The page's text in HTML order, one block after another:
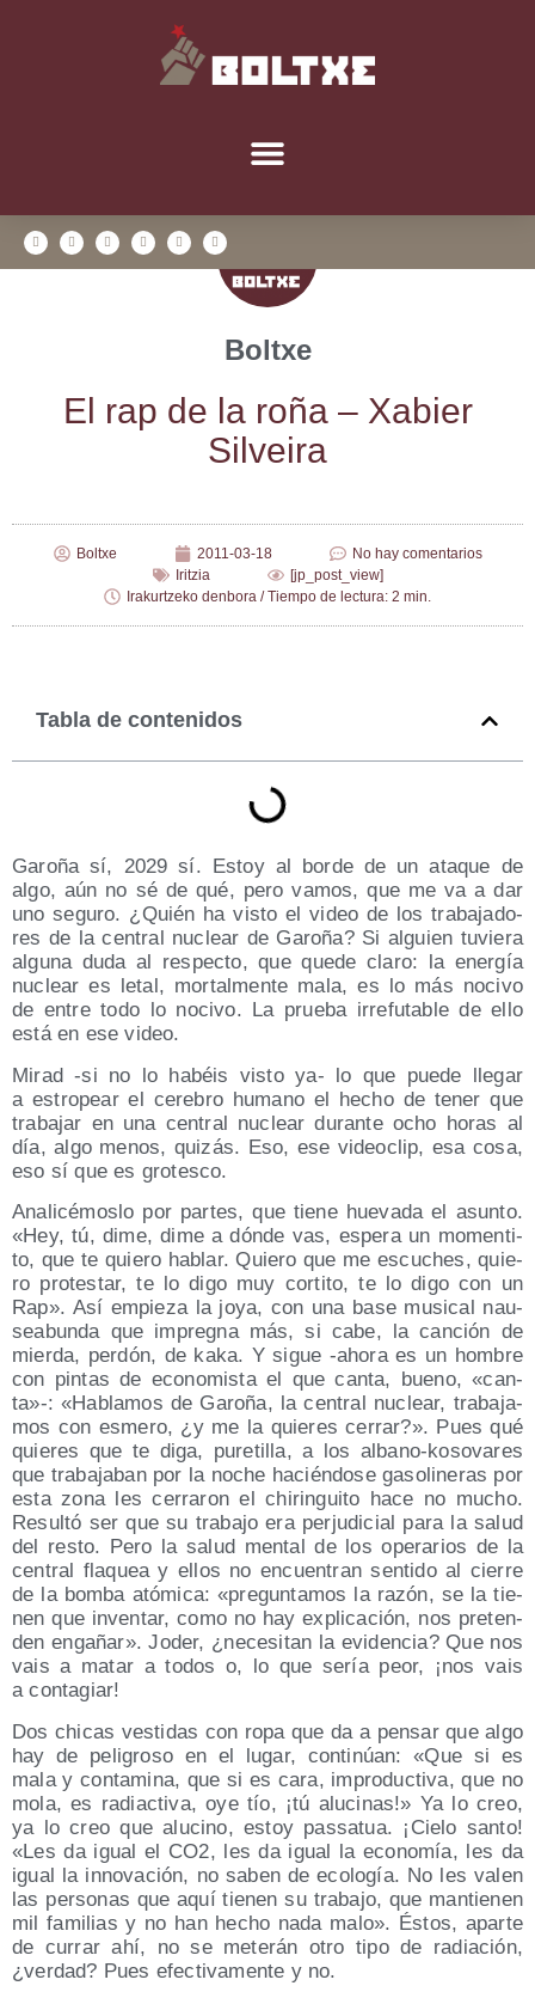
Boltxe
El rap de la roña – Xabier
Silveira
Boltxe 2011-03-18
No hay comentarios
Iritzia
[jp_post_view]
Irakurtzeko denbora / Tiempo de lectura: 2 min.
Tabla de contenidos
Garo­ña sí, 2029 sí. Estoy al bor­de de un ata­que de
algo, aún no sé de qué, pero vamos, que me va a dar
uno segu­ro. ¿Quién ha vis­to el video de los tra­ba­ja­do­
res de la cen­tral nuclear de Garo­ña? Si alguien tuvie­ra
algu­na duda al res­pec­to, que que­de cla­ro: la ener­gía
nuclear es letal, mor­tal­men­te mala, es lo más noci­vo
de entre todo lo noci­vo. La prue­ba irre­fu­ta­ble de ello
está en ese video.
Mirad ‑si no lo habéis vis­to ya- lo que pue­de lle­gar
a estro­pear el cere­bro humano el hecho de tener que
tra­ba­jar en una cen­tral nuclear duran­te ocho horas al
día, algo menos, qui­zás. Eso, ese video­clip, esa cosa,
eso sí que es grotesco.
Ana­li­cé­mos­lo por par­tes, que tie­ne hue­va­da el asun­to.
«Hey, tú, dime, dime a dón­de vas, espe­ra un momen­ti­
to, que te quie­ro hablar. Quie­ro que me escu­ches, quie­
ro pro­tes­tar, te lo digo muy cor­ti­to, te lo digo con un
Rap». Así empie­za la joya, con una base musi­cal nau­
sea­bun­da que impreg­na más, si cabe, la can­ción de
mier­da, per­dón, de kaka. Y sigue ‑aho­ra es un hom­bre
con pin­tas de eco­no­mis­ta el que can­ta, bueno, «can­
ta»-: «Habla­mos de Garo­ña, la cen­tral nuclear, tra­ba­ja­
mos con esme­ro, ¿y me la quie­res cerrar?». Pues qué
quie­res que te diga, pure­ti­lla, a los albano-koso­va­res
que tra­ba­ja­ban por la noche hacién­do­se gaso­li­ne­ras por
esta zona les cerra­ron el chi­rin­gui­to hace no mucho.
Resul­tó ser que su tra­ba­jo era per­ju­di­cial para la salud
del res­to. Pero la salud men­tal de los ope­ra­rios de la
cen­tral fla­quea y ellos no encuen­tran sen­ti­do al cie­rre
de la bom­ba ató­mi­ca: «pre­gun­ta­mos la razón, se la tie­
nen que inven­tar, como no hay expli­ca­ción, nos pre­ten­
den enga­ñar». Joder, ¿nece­si­tan la evi­den­cia? Que nos
vais a matar a todos o, lo que sería peor, ¡nos vais
a contagiar!
Dos chi­cas ves­ti­das con ropa que da a pen­sar que algo
hay de peli­gro­so en el lugar, con­ti­núan: «Que si es
mala y con­ta­mi­na, que si es cara, impro­duc­ti­va, que no
mola, es radiac­ti­va, oye tío, ¡tú alu­ci­nas!» Ya lo creo,
ya lo creo que alu­cino, estoy pas­sa­tua. ¡Cie­lo san­to!
«Les da igual el CO2, les da igual la eco­no­mía, les da
igual la inno­va­ción, no saben de eco­lo­gía. No les valen
las per­so­nas que aquí tie­nen su tra­ba­jo, que man­tie­nen
mil fami­lias y no han hecho nada malo». Éstos, apar­te
de currar ahí, no se mete­rán otro tipo de radia­ción,
¿ver­dad? Pues efec­ti­va­men­te y no.